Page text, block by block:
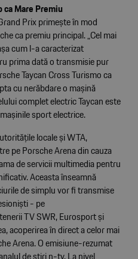
ca Mare Premiu
Prix primește în mod
ca premiu principal. „Cel mai
cum l-a caracterizat
prima dată o transmisie pur
Taycan Cross Turismo ca
cu nerăbdare o mașină
complet electric Taycan este
sport electrice.
locale și WTA,
pe Porsche Arena din cauza
de servicii multimedia pentru
Aceasta înseamnă
de simplu vor fi transmise
- pe
TV SWR, Eurosport și
acoperirea în direct a celor mai
Arena. O emisiune-rezumat